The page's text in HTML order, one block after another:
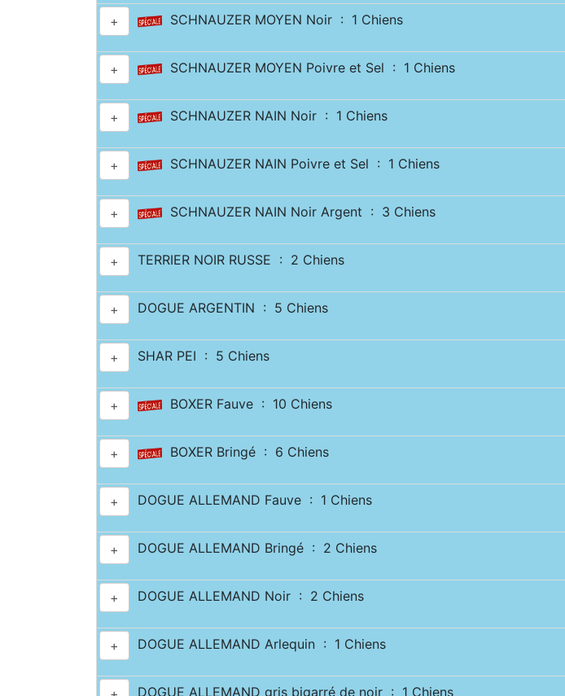
+ SCHNAUZER MOYEN Noir : 1 Chiens
+ SCHNAUZER MOYEN Poivre et Sel : 1 Chiens
+ SCHNAUZER NAIN Noir : 1 Chiens
+ SCHNAUZER NAIN Poivre et Sel : 1 Chiens
+ SCHNAUZER NAIN Noir Argent : 3 Chiens
+ TERRIER NOIR RUSSE : 2 Chiens
+ DOGUE ARGENTIN : 5 Chiens
+ SHAR PEI : 5 Chiens
+ BOXER Fauve : 10 Chiens
+ BOXER Bringé : 6 Chiens
+ DOGUE ALLEMAND Fauve : 1 Chiens
+ DOGUE ALLEMAND Bringé : 2 Chiens
+ DOGUE ALLEMAND Noir : 2 Chiens
+ DOGUE ALLEMAND Arlequin : 1 Chiens
DOGUE ALLEMAND gris bigarré de noir : 1 Chiens